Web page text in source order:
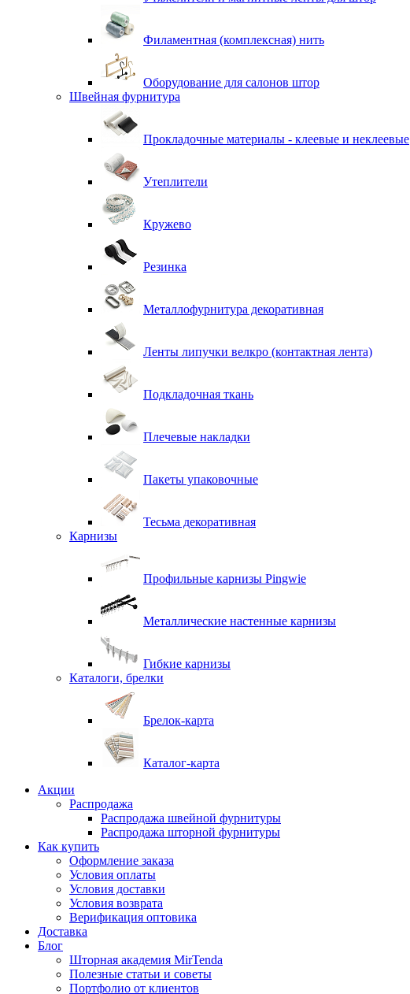
Филаментная (комплексная) нить
Оборудование для салонов штор
Швейная фурнитура
Прокладочные материалы - клеевые и неклеевые
Утеплители
Кружево
Резинка
Металлофурнитура декоративная
Ленты липучки велкро (контактная лента)
Подкладочная ткань
Плечевые накладки
Пакеты упаковочные
Тесьма декоративная
Карнизы
Профильные карнизы Pingwie
Металлические настенные карнизы
Гибкие карнизы
Каталоги, брелки
Брелок-карта
Каталог-карта
Акции
Распродажа
Распродажа швейной фурнитуры
Распродажа шторной фурнитуры
Как купить
Оформление заказа
Условия оплаты
Условия доставки
Условия возврата
Верификация оптовика
Доставка
Блог
Шторная академия MirTenda
Полезные статьи и советы
Портфолио от клиентов